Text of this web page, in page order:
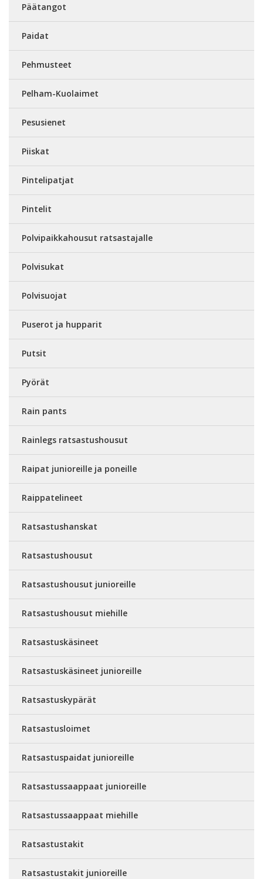
Päätangot
Paidat
Pehmusteet
Pelham-Kuolaimet
Pesusienet
Piiskat
Pintelipatjat
Pintelit
Polvipaikkahousut ratsastajalle
Polvisukat
Polvisuojat
Puserot ja hupparit
Putsit
Pyörät
Rain pants
Rainlegs ratsastushousut
Raipat junioreille ja poneille
Raippatelineet
Ratsastushanskat
Ratsastushousut
Ratsastushousut junioreille
Ratsastushousut miehille
Ratsastuskäsineet
Ratsastuskäsineet junioreille
Ratsastuskypärät
Ratsastusloimet
Ratsastuspaidat junioreille
Ratsastussaappaat junioreille
Ratsastussaappaat miehille
Ratsastustakit
Ratsastustakit junioreille